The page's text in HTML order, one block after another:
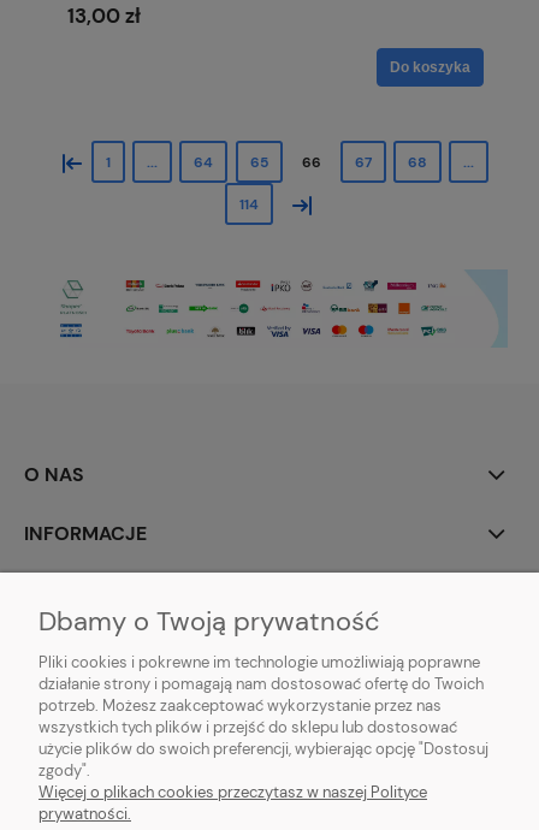
13,00 zł
Do koszyka
« 1 ... 64 65 66 67 68 ...
114 »
O NAS
INFORMACJE
POMOC
Hurtownia kosmetyczna Zby-Mal | ul. Mościckiego 14; 66-400 Gorzów
Wlkp. | NIP: 5992806699 | Tel.698 35 12 13|zby-mal@wp.pl
Dbamy o Twoją prywatność
Pliki cookies i pokrewne im technologie umożliwiają poprawne
działanie strony i pomagają nam dostosować ofertę do Twoich
potrzeb. Możesz zaakceptować wykorzystanie przez nas
wszystkich tych plików i przejść do sklepu lub dostosować
użycie plików do swoich preferencji, wybierając opcję "Dostosuj
zgody".
Więcej o plikach cookies przeczytasz w naszej Polityce
prywatności.